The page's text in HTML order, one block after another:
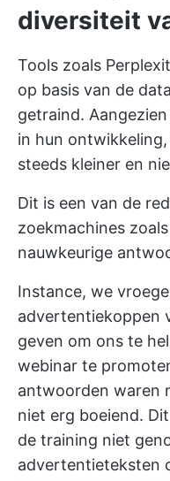
diversiteit
Tools zoals
op basis van de
getraind.
in hun
steeds kleiner en
Dit is een van de
zoekmachines
nauwkeurige
Instance, we
advertentiekoppen
geven om ons te
webinar te
antwoorden waren
niet erg boeiend.
de training niet
advertentieteksten